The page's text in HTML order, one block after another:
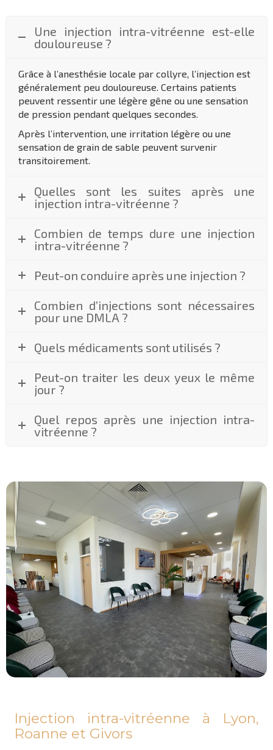
Une injection intra-vitréenne est-elle
douloureuse ?
Grâce à l’anesthésie locale par collyre, l’injection est
généralement peu douloureuse. Certains patients
peuvent ressentir une légère gêne ou une sensation
de pression pendant quelques secondes.
Après l’intervention, une irritation légère ou une
sensation de grain de sable peuvent survenir
transitoirement.
Quelles sont les suites après une
injection intra-vitréenne ?
Combien de temps dure une injection
intra-vitréenne ?
Peut-on conduire après une injection ?
Combien d’injections sont nécessaires
pour une DMLA ?
Quels médicaments sont utilisés ?
Peut-on traiter les deux yeux le même
jour ?
Quel repos après une injection intra-
vitréenne ?
Injection intra-vitréenne à Lyon,
Roanne et Givors